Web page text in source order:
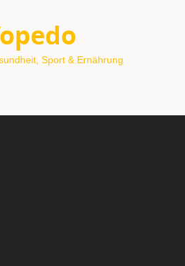
Sport & Ernährung